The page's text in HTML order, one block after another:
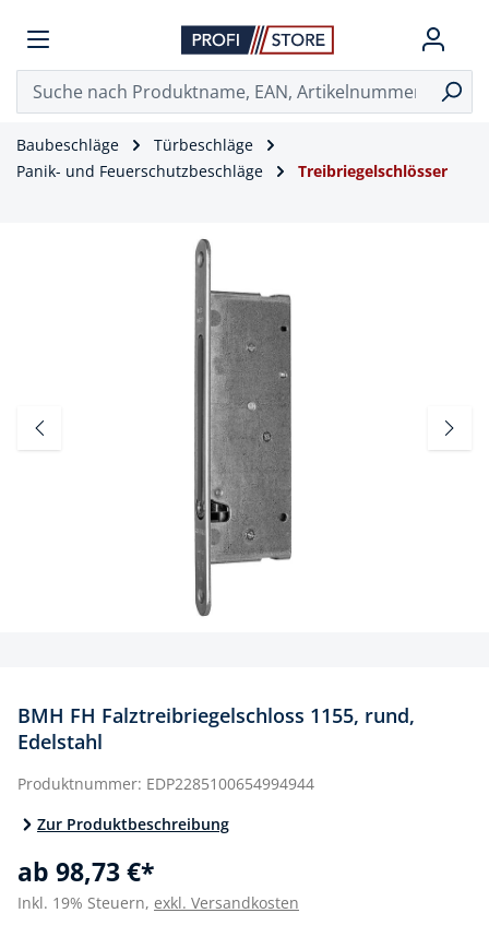
Baubeschläge
Türbeschläge
Panik- und Feuerschutzbeschläge
Treibriegelschlösser
BMH FH Falztreibriegelschloss 1155, rund,
Edelstahl
Produktnummer: EDP2285100654994944
Zur Produktbeschreibung
ab 98,73 €*
Inkl. 19% Steuern, exkl. Versandkosten